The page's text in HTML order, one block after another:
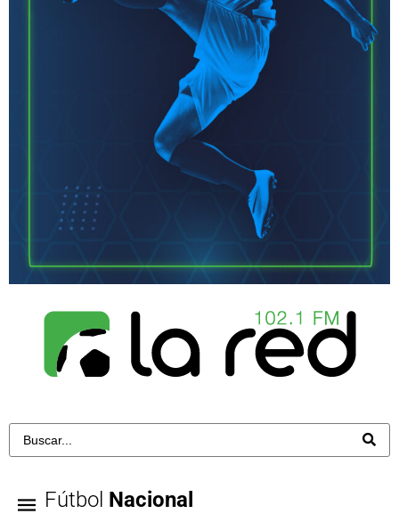
Fútbol Nacional